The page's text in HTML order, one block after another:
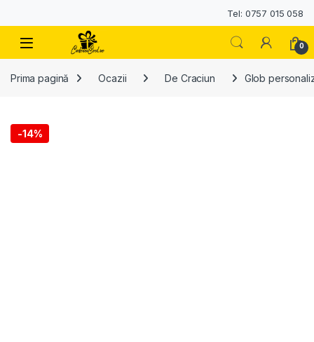
Tel: 0757 015 058
0
Prima pagină Ocazii De Craciun Glob
-14%